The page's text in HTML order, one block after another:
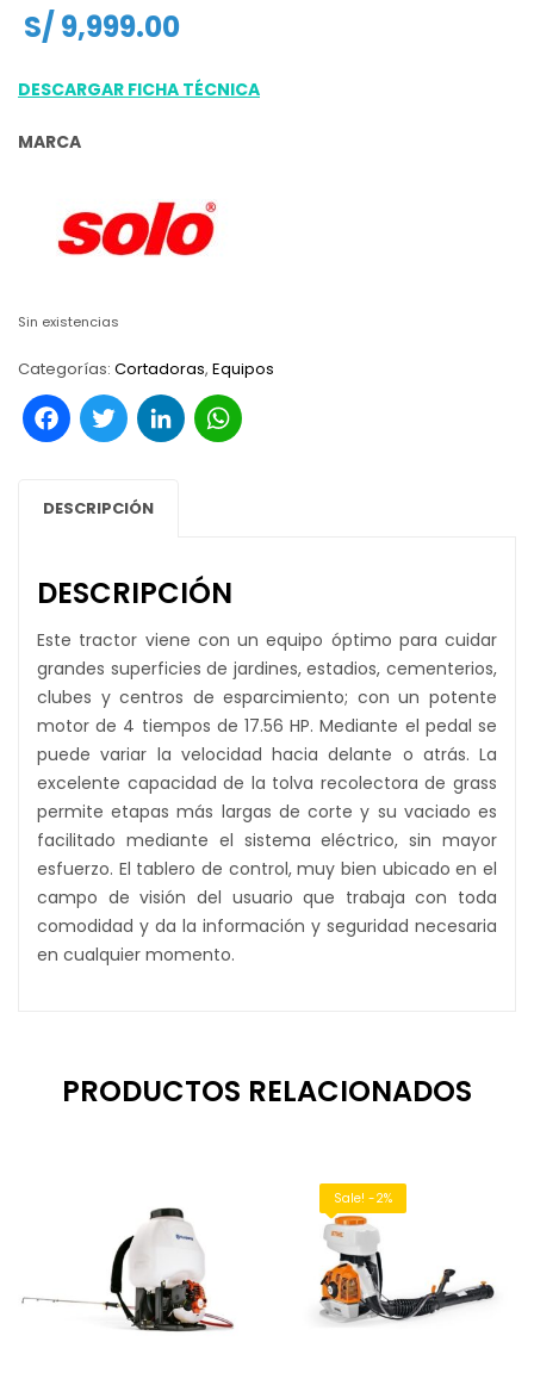
S/ 9,999.00
DESCARGAR FICHA TÉCNICA
MARCA
Sin existencias
Categorías: Cortadoras, Equipos
Facebook
TwitterLinkedIn
DESCRIPCIÓN
DESCRIPCIÓN
Este tractor viene con un equipo óptimo para cuidar
grandes superficies de jardines, estadios, cementerios,
clubes y centros de esparcimiento; con un potente
motor de 4 tiempos de 17.56 HP. Mediante el pedal se
puede variar la velocidad hacia delante o atrás. La
excelente capacidad de la tolva recolectora de grass
permite etapas más largas de corte y su vaciado es
facilitado mediante el sistema eléctrico, sin mayor
esfuerzo. El tablero de control, muy bien ubicado en el
campo de visión del usuario que trabaja con toda
comodidad y da la información y seguridad necesaria
en cualquier momento.
PRODUCTOS RELACIONADOS
Sale! -2%